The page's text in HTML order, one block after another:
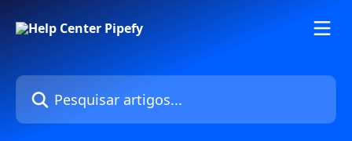
Pesquisar artigos...